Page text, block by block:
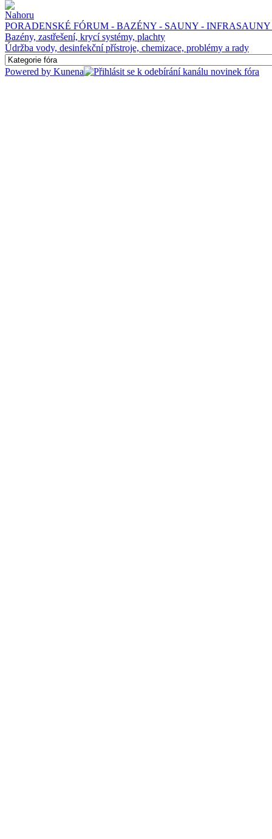
PORADENSKÉ FÓRUM - BAZÉNY - SAUNY -
Bazény, zastřešení, krycí systémy, plachty
Údržba vody, desinfekční přístroje, chemizace, problémy a rady
Powered by Kunena